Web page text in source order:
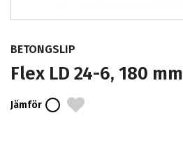
BETONGSLIP
Flex LD 24-6, 180 mm
Jämför